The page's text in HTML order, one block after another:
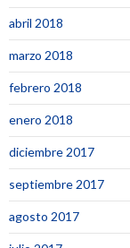
abril 2018
marzo 2018
febrero 2018
enero 2018
diciembre 2017
septiembre 2017
agosto 2017